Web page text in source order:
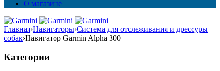
О магазине
Главная›Навигаторы›Система для отслеживания и дрессуры
собак›Навигатор Garmin Alpha 300
Категории